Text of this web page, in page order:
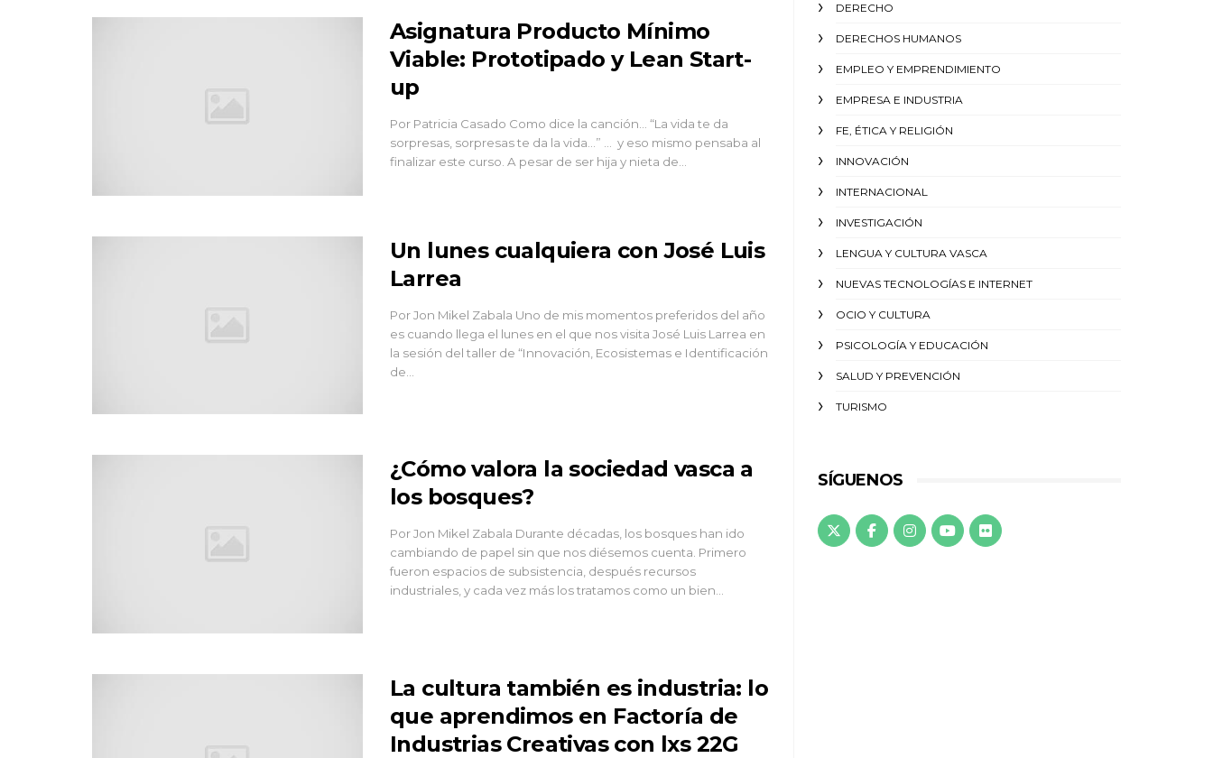
Asignatura Producto Mínimo
Viable: Prototipado y Lean Start-
up
Por Patricia Casado Como dice la canción… “La vida te da
sorpresas, sorpresas te da la vida…” … y eso mismo pensaba al
finalizar este curso. A pesar de ser hija y nieta de...
Un lunes cualquiera con José Luis
Larrea
Por Jon Mikel Zabala Uno de mis momentos preferidos del año
es cuando llega el lunes en el que nos visita José Luis Larrea en
la sesión del taller de “Innovación, Ecosistemas e Identificación
de...
¿Cómo valora la sociedad vasca a
los bosques?
Por Jon Mikel Zabala Durante décadas, los bosques han ido
cambiando de papel sin que nos diésemos cuenta. Primero
fueron espacios de subsistencia, después recursos
industriales, y cada vez más los tratamos como un bien...
La cultura también es industria: lo
que aprendimos en Factoría de
Industrias Creativas con lxs 22G
DERECHO
DERECHOS HUMANOS
EMPLEO Y EMPRENDIMIENTO
EMPRESA E INDUSTRIA
FE, ÉTICA Y RELIGIÓN
INNOVACIÓN
INTERNACIONAL
INVESTIGACIÓN
LENGUA Y CULTURA VASCA
NUEVAS TECNOLOGÍAS E INTERNET
OCIO Y CULTURA
PSICOLOGÍA Y EDUCACIÓN
SALUD Y PREVENCIÓN
TURISMO
SÍGUENOS